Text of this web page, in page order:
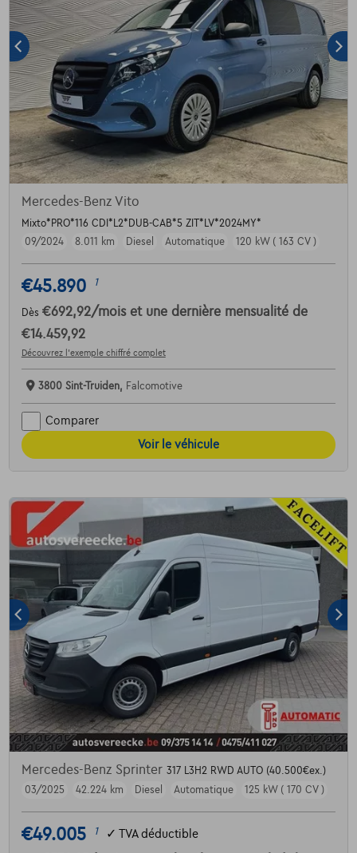
Mercedes-Benz Vito
Mixto*PRO*116 CDI*L2*DUB-CAB*5 ZIT*LV*2024MY*
09/2024
8.011 km Diesel Automatique 120 kW ( 163 CV )
€45.890 1
Dès €692,92/mois et une dernière mensualité de
€14.459,92
Découvrez l’exemple chiffré complet
3800 Sint-Truiden, Falcomotive
Comparer
Voir le véhicule
Mercedes-Benz Sprinter 317 L3H2 RWD AUTO (40.500€ex.)
03/2025
42.224 km Diesel Automatique 125 kW ( 170 CV )
€49.005 1 ✓ TVA déductible